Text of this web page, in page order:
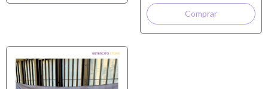
Comprar